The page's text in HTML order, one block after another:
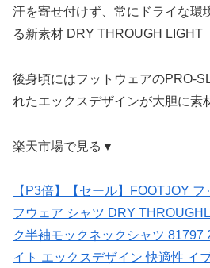
汗を寄せ付けず、常にドライな環
る新素材 DRY THROUGH LIGHT
後身頃にはフットウェアのPRO-
れたエックスデザインが大胆に素
楽天市場で見る▼
【P3倍】【セール】FOOTJOY
フウェア シャツ DRY
ク半袖モックネックシャツ 81797
イト エックスデザイン 快適性 イ